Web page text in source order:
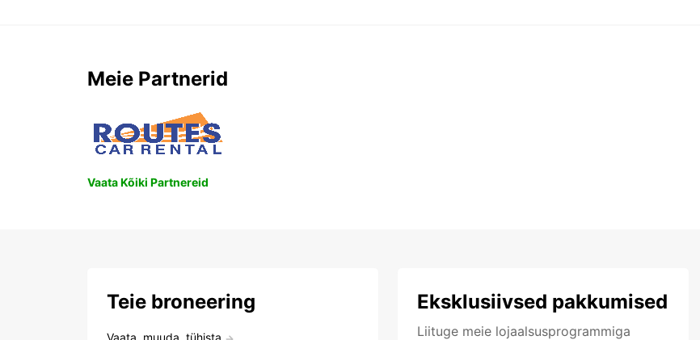
Meie Partnerid
Vaata Kõiki Partnereid
Teie broneering Eksklusiivsed pakkumised
Liituge meie lojaalsusprogrammiga